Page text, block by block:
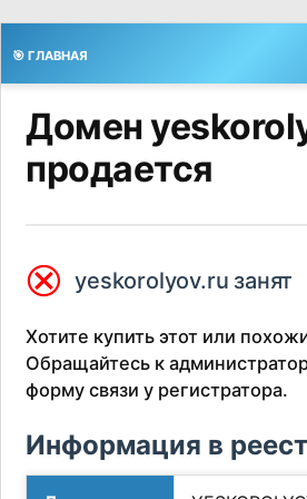
🎯 ГЛАВНАЯ
Домен
продается
⮿ yeskorolyov.ru занят
Хотите купить этот или
Обращайтесь к
форму связи у регистратора.
Информация в